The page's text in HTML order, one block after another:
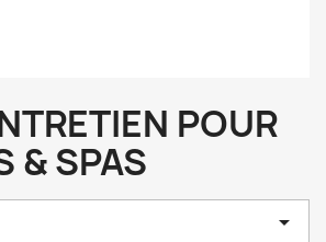
POUR
& SPAS
